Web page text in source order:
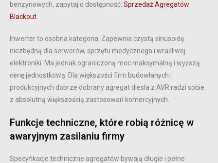
benzynowych, zapytaj o dostępność: Sprzedaż Agregatów
Blackout
Inwerter to osobna kategoria. Zapewnia czystą sinusoidę
niezbędną dla serwerów, sprzętu medycznego i wrażliwej
elektroniki. Ma jednak ograniczoną moc maksymalną i wyższą
cenę jednostkową. Dla większości firm budowlanych i
produkcyjnych dobrze dobrany agregat diesla z AVR radzi sobie
z absolutną większością zastosowań komercyjnych.
Funkcje techniczne, które robią różnicę w
awaryjnym zasilaniu firmy
Specyfikacje techniczne agregatów bywają długie i pełne